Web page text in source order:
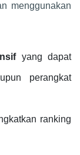
menggunakan
yang dapat
perangkat
ranking